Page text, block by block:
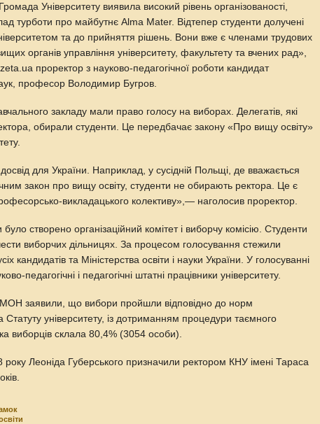
Університету виявила високий рівень організованості,
турботи про майбутнє Alma Mater. Відтепер студенти долучені
та до прийняття рішень. Вони вже є членами трудових
органів управління університету, факультету та вчених рад»,
проректор з науково-педагогічної роботи кандидат
професор Володимир Бугров.
закладу мали право голосу на виборах. Делегатів, які
обирали студенти. Це передбачає закону «Про вищу освіту»
для України. Наприклад, у сусідній Польщі, де вважається
закон про вищу освіту, студенти не обирають ректора. Це є
викладацького колективу»,— наголосив проректор.
створено організаційний комітет і виборчу комісію. Студенти
виборчих дільницях. За процесом голосування стежили
кандидатів та Міністерства освіти і науки України. У голосуванні
педагогічні і педагогічні штатні працівники університету.
МОН заявили, що вибори пройшли відповідно до норм
Статуту університету, із дотриманням процедури таємного
виборців склала 80,4% (3054 особи).
Леоніда Губерського призначили ректором КНУ імені Тараса